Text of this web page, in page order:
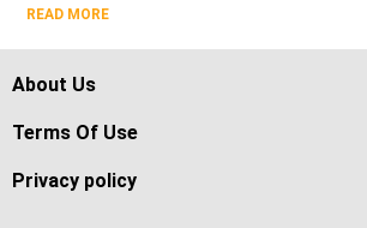
READ MORE
About Us
Terms Of Use
Privacy policy